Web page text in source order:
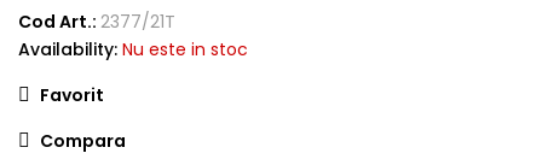
Cod Art.: 2377/21T
Availability: Nu este in stoc
Favorit
Compara